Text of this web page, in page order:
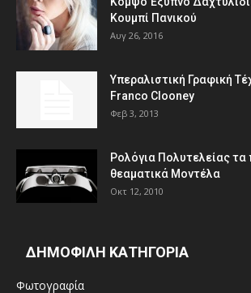
Κουμπί Πανικού
Αυγ 26, 2016
Υπεραλιστική Γραφική
Franco Clooney
Φεβ 3, 2013
Ρολόγια Πολυτελείας τα
θεαματικά Μοντέλα
Οκτ 12, 2010
ΔΗΜΟΦΙΛΗ ΚΑΤΗΓΟΡΙΑ
Φωτογραφία